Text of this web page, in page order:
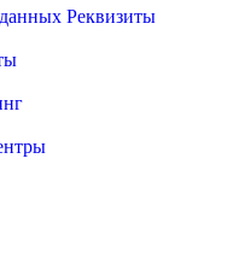
Реквизиты